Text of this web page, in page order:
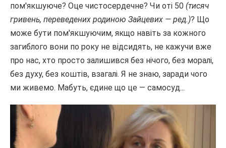
пом'якшуюче? Оце чистосердечне? Чи оті 50 (тисяч
гривень, переведених родиною Зайцевих — ред.)? Що
може бути пом'якшуючим, якщо навіть за кожного
загиблого вони по року не відсидять, не кажучи вже
про нас, хто просто залишився без нічого, без моралі,
без духу, без коштів, взагалі. Я не знаю, заради чого
ми живемо. Мабуть, єдине що це — самосуд...